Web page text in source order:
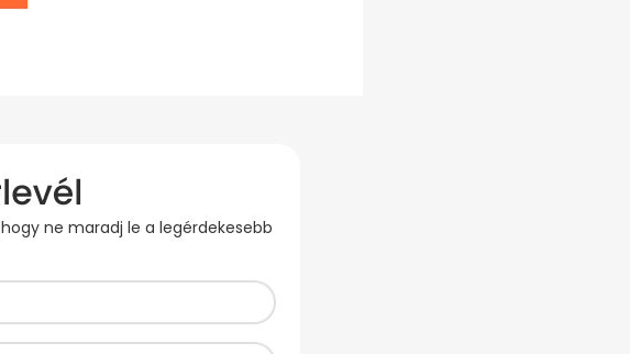
ne maradj le a legérdekesebb